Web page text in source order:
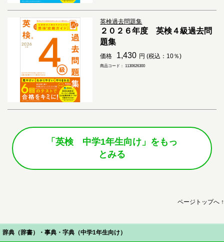
英検過去問題集
２０２６年度 英検４級過去問
題集
価格 1,430 円 (税込：10％)
商品コード： 1130626300
「英検 中学1年生向け」をもっ
とみる
ページトップへ ↑
辞典（辞書）・事典・字典（中学1年生向け）